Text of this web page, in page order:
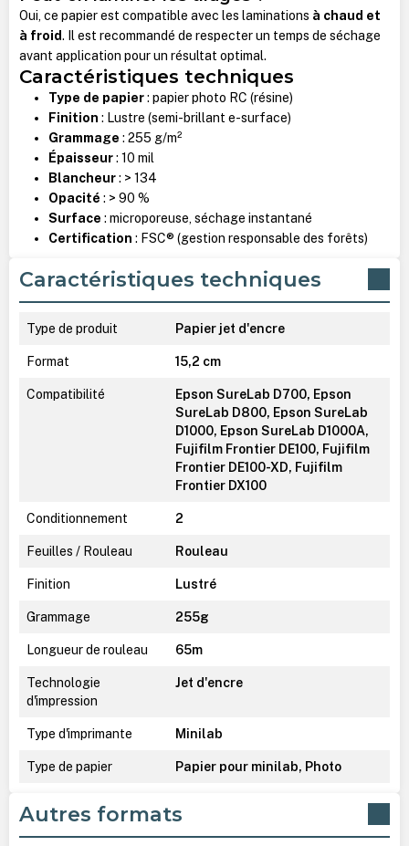
Oui, ce papier est compatible avec les laminations à chaud et
à froid. Il est recommandé de respecter un temps de séchage
avant application pour un résultat optimal.
Caractéristiques techniques
Type de papier: papier photo RC (résine)
Finition : Lustre (semi-brillant e-surface)
Grammage : 255 g/m²
Épaisseur: 10 mil
Blancheur: > 134
Opacité : > 90 %
Surface : microporeuse, séchage instantané
Certification : FSC® (gestion responsable des forêts)
Caractéristiques techniques
Type de produit Papier jet d'encre
Format 15,2 cm
Compatibilité
Epson SureLab D700, Epson
SureLab D800, Epson SureLab
D1000, Epson SureLab D1000A,
Fujifilm Frontier DE100, Fujifilm
Frontier DE100-XD, Fujifilm
Frontier DX100
Conditionnement 2
Feuilles / Rouleau Rouleau
Finition Lustré
Grammage 255g
Longueur de rouleau 65m
Technologie
d'impression
Jet d'encre
Type d'imprimante Minilab
Type de papier Papier pour minilab, Photo
Autres formats